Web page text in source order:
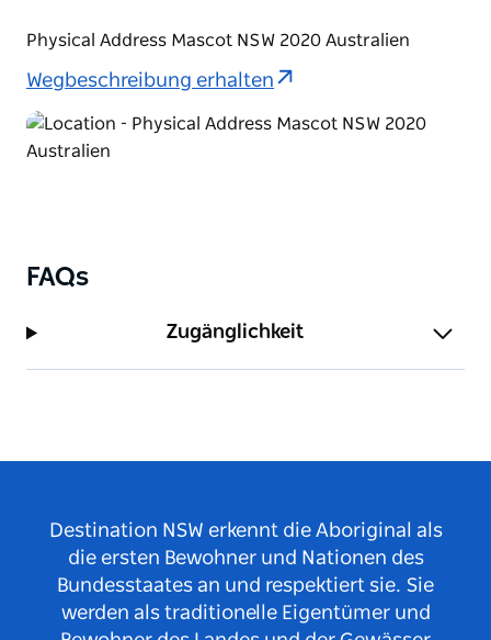
Physical Address Mascot NSW 2020 Australien
Wegbeschreibung erhalten
FAQs
Zugänglichkeit
Destination NSW erkennt die Aboriginal als
die ersten Bewohner und Nationen des
Bundesstaates an und respektiert sie. Sie
werden als traditionelle Eigentümer und